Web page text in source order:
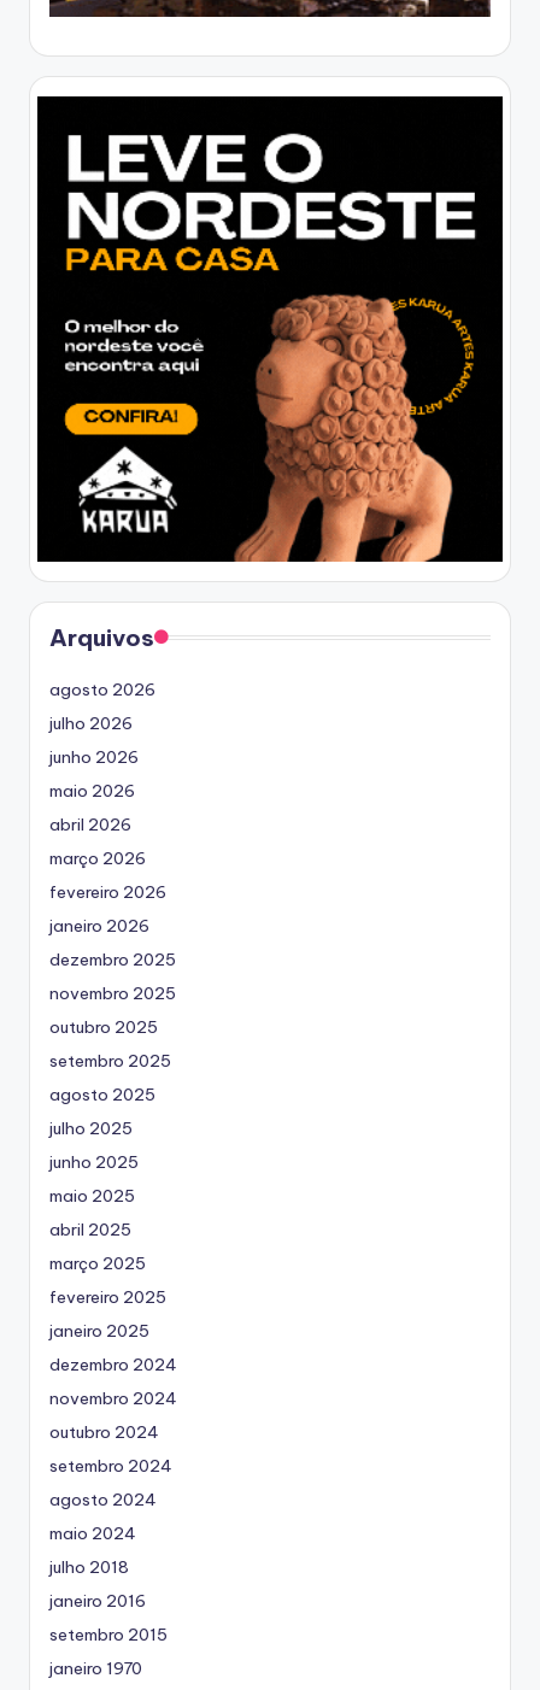
Arquivos
agosto 2026
julho 2026
junho 2026
maio 2026
abril 2026
março 2026
fevereiro 2026
janeiro 2026
dezembro 2025
novembro 2025
outubro 2025
setembro 2025
agosto 2025
julho 2025
junho 2025
maio 2025
abril 2025
março 2025
fevereiro 2025
janeiro 2025
dezembro 2024
novembro 2024
outubro 2024
setembro 2024
agosto 2024
maio 2024
julho 2018
janeiro 2016
setembro 2015
janeiro 1970